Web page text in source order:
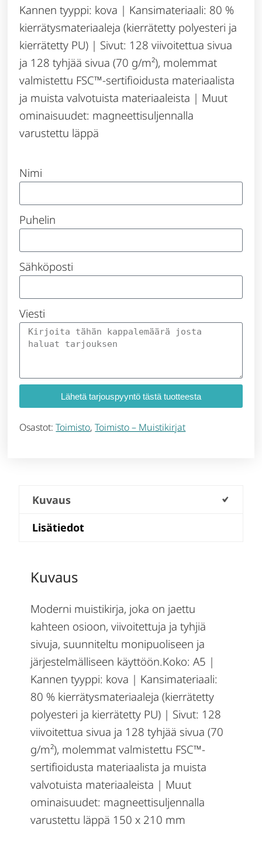
Kannen tyyppi: kova | Kansimateriaali: 80 %
kierrätysmateriaaleja (kierrätetty polyesteri ja
kierrätetty PU) | Sivut: 128 viivoitettua sivua
ja 128 tyhjää sivua (70 g/m²), molemmat
valmistettu FSC™-sertifioidusta materiaalista
ja muista valvotuista materiaaleista | Muut
ominaisuudet: magneettisuljennalla
varustettu läppä
Nimi
Puhelin
Sähköposti
Viesti
Lähetä tarjouspyyntö tästä tuotteesta
Osastot:Toimisto,Toimisto – Muistikirjat
Kuvaus
Lisätiedot
Kuvaus
Moderni muistikirja, joka on jaettu
kahteen osioon, viivoitettuja ja tyhjiä
sivuja, suunniteltu monipuoliseen ja
järjestelmälliseen käyttöön.Koko: A5 |
Kannen tyyppi: kova | Kansimateriaali:
80 % kierrätysmateriaaleja (kierrätetty
polyesteri ja kierrätetty PU) | Sivut: 128
viivoitettua sivua ja 128 tyhjää sivua (70
g/m²), molemmat valmistettu FSC™-
sertifioidusta materiaalista ja muista
valvotuista materiaaleista | Muut
ominaisuudet: magneettisuljennalla
varustettu läppä 150 x 210 mm